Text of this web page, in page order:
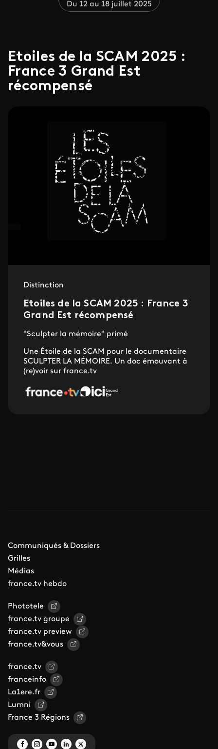
Du 12 au 18 juillet 2025
Etoiles de la SCAM 2025 :
France 3 Grand Est
récompensé
Distinction
Etoiles de la SCAM 2025 : France 3
Grand Est récompensé
"Sculpter la mémoire" primé
Une Étoile de la SCAM pour le documentaire
SCULPTER LA MÉMOIRE. Un doc émouvant à
(re)voir sur france.tv
Communiqués & Dossiers
Grilles
Médias
france.tv hebdo
Phototele
france.tv groupe
france.tv preview
france.tv&vous
france.tv
franceinfo
La1ere.fr
Lumni
France 3 Régions